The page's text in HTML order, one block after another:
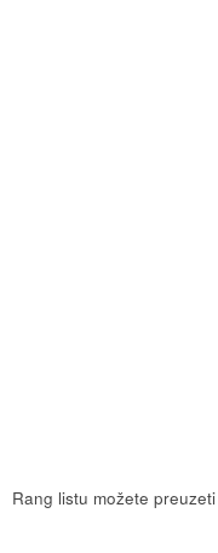
Rang listu možete preuzeti